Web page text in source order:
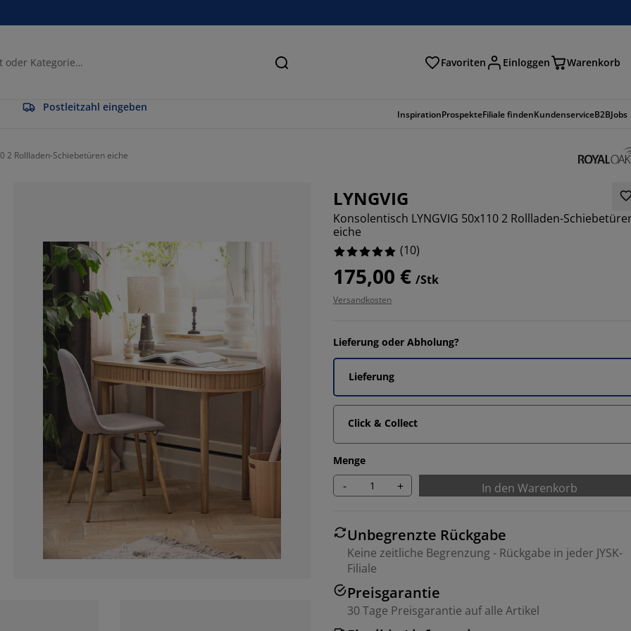
Suchen Favoriten Einloggen Warenkorb
Postleitzahl eingeben
InspirationProspekteFiliale findenKundenserviceB2BJobs
2 Rollladen-Schiebetüren eiche
LYNGVIG
Konsolentisch LYNGVIG 50x110 2 Rollladen-
eiche
(10)
175,00 € /Stk
Versandkosten
Lieferung oder Abholung?
Lieferung
Click & Collect
Menge
- + In den Warenkorb
Unbegrenzte Rückgabe
Keine zeitliche Begrenzung - Rückgabe in jeder JYSK-
Filiale
Preisgarantie
30 Tage Preisgarantie auf alle Artikel